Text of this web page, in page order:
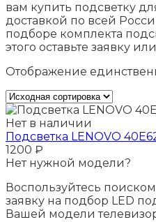
вам купить подсветку
доставкой по всей
подборе комплекта
этого оставьте заявку
Отображение
Нет в наличии
Подсветка LENOVO
1200 ₽
Нет нужной модели?
Воспользуйтесь
заявку на подбор LED
Вашей модели